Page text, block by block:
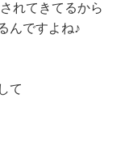
れてきてるから
んですよね♪
て